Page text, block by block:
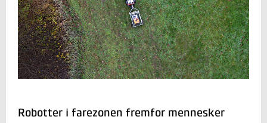
Robotter i farezonen fremfor mennesker